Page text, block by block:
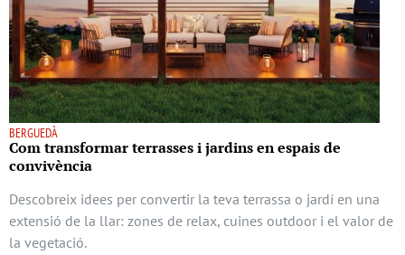
BERGUEDÀ
Com transformar terrasses i jardins en espais de
convivència
Descobreix idees per convertir la teva terrassa o jardí en una
extensió de la llar: zones de relax, cuines outdoor i el valor de
la vegetació.